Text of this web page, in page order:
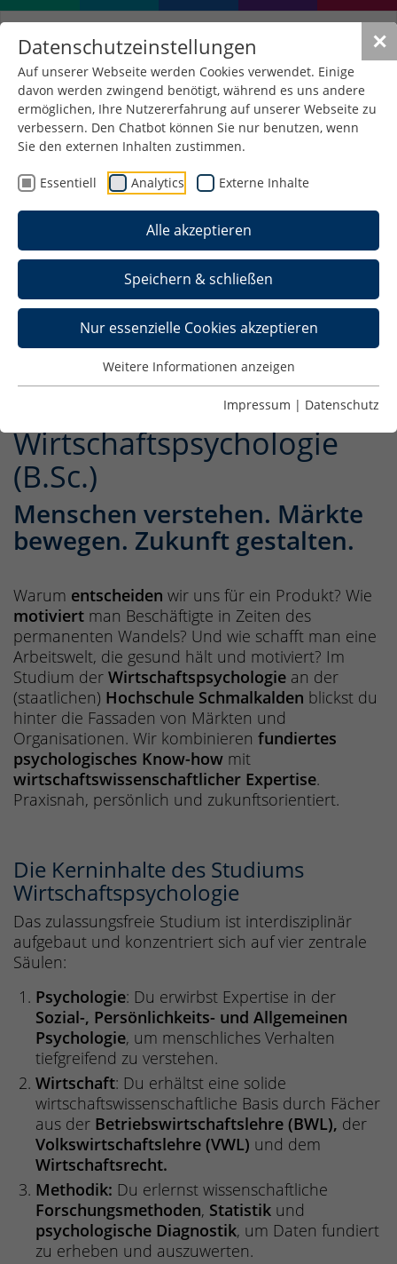
✕
Datenschutzeinstellungen
Auf unserer Webseite werden Cookies verwendet. Einige
davon werden zwingend benötigt, während es uns andere
ermöglichen, Ihre Nutzererfahrung auf unserer Webseite zu
verbessern. Den Chatbot können Sie nur benutzen, wenn
Sie den externen Inhalten zustimmen.
Essentiell Analytics Externe Inhalte
Alle akzeptieren
Speichern & schließen
Nur essenzielle Cookies akzeptieren
Weitere Informationen anzeigen
Impressum | Datenschutz
Wirtschaftspsychologie
(B.Sc.)
Menschen verstehen. Märkte
bewegen. Zukunft gestalten.
Warum entscheiden wir uns für ein Produkt? Wie
motiviert man Beschäftigte in Zeiten des
permanenten Wandels? Und wie schafft man eine
Arbeitswelt, die gesund hält und motiviert? Im
Studium der Wirtschaftspsychologie an der
(staatlichen) Hochschule Schmalkalden blickst du
hinter die Fassaden von Märkten und
Organisationen. Wir kombinieren fundiertes
psychologisches Know-how mit
wirtschaftswissenschaftlicher Expertise.
Praxisnah, persönlich und zukunftsorientiert.
Die Kerninhalte des Studiums
Wirtschaftspsychologie
Das zulassungsfreie Studium ist interdisziplinär
aufgebaut und konzentriert sich auf vier zentrale
Säulen:
Psychologie: Du erwirbst Expertise in der
Sozial-, Persönlichkeits- und Allgemeinen
Psychologie, um menschliches Verhalten
tiefgreifend zu verstehen.
Wirtschaft: Du erhältst eine solide
wirtschaftswissenschaftliche Basis durch Fächer
aus der Betriebswirtschaftslehre (BWL), der
Volkswirtschaftslehre (VWL) und dem
Wirtschaftsrecht.
Methodik: Du erlernst wissenschaftliche
Forschungsmethoden, Statistik und
psychologische Diagnostik, um Daten fundiert
zu erheben und auszuwerten.